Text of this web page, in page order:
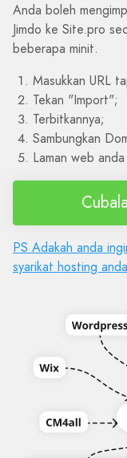
Anda boleh
Jimdo ke Site.pro
beberapa minit.
Masukkan URL
Tekan "Import";
Terbitkannya;
Sambungkan
Laman web
PS Adakah anda
syarikat hosting